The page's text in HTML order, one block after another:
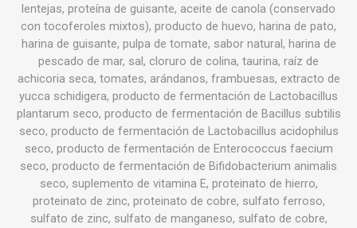
lentejas, proteína de guisante, aceite de canola (conservado
con tocoferoles mixtos), producto de huevo, harina de pato,
harina de guisante, pulpa de tomate, sabor natural, harina de
pescado de mar, sal, cloruro de colina, taurina, raíz de
achicoria seca, tomates, arándanos, frambuesas, extracto de
yucca schidigera, producto de fermentación de Lactobacillus
plantarum seco, producto de fermentación de Bacillus subtilis
seco, producto de fermentación de Lactobacillus acidophilus
seco, producto de fermentación de Enterococcus faecium
seco, producto de fermentación de Bifidobacterium animalis
seco, suplemento de vitamina E, proteinato de hierro,
proteinato de zinc, proteinato de cobre, sulfato ferroso,
sulfato de zinc, sulfato de manganeso, sulfato de cobre,